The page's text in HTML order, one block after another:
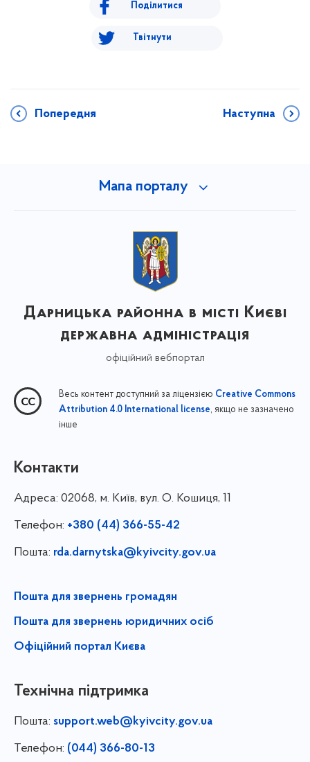
Поділитися
Твітнути
Попередня Наступна
Мапа порталу
Дарницька районна в місті Києві
державна адміністрація
офіційний вебпортал
Весь контент доступний за ліцензією Creative Commons
Attribution 4.0 International license, якщо не зазначено
інше
Контакти
Адреса: 02068, м. Київ, вул. О. Кошиця, 11
Телефон: +380 (44) 366-55-42
Пошта: rda.darnytska@kyivcity.gov.ua
Пошта для звернень громадян
Пошта для звернень юридичних осіб
Офіційний портал Києва
Технічна підтримка
Пошта: support.web@kyivcity.gov.ua
Телефон: (044) 366-80-13